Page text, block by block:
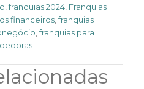
,franquias 2024 Franquias
financeiros ,franquias
,franquias para